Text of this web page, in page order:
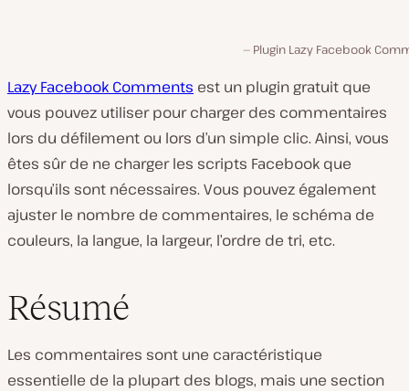
Plugin Lazy Facebook
Lazy Facebook Comments est un plugin gratuit que
vous pouvez utiliser pour charger des commentaires
lors du défilement ou lors d’un simple clic. Ainsi, vous
êtes sûr de ne charger les scripts Facebook que
lorsqu’ils sont nécessaires. Vous pouvez également
ajuster le nombre de commentaires, le schéma de
couleurs, la langue, la largeur, l’ordre de tri, etc.
Résumé
Les commentaires sont une caractéristique
essentielle de la plupart des blogs, mais une section